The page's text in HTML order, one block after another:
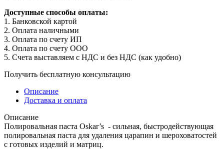
Доступные способы оплаты:
1. Банковской картой
2. Оплата наличными
3. Оплата по счету ИП
4. Оплата по счету ООО
5. Счета выставляем с НДС и без НДС (как удобно)
Получить бесплатную консультацию
Описание
Доставка и оплата
Описание
Полировальная паста Oskar’s - сильная, быстродействующая
полировальная паста для удаления царапин и шероховатостей
с готовых изделий и матриц.